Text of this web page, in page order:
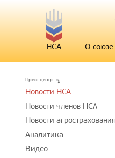
НСА О союзе
Пресс-центр
Новости НСА
Новости членов НСА
Новости
Аналитика
Видео